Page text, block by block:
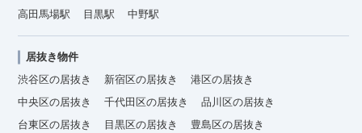
高田馬場駅
目黒駅 中野駅
居抜き物件
渋谷区の居抜き
新宿区の居抜き
港区の居抜き
中央区の居抜き
千代田区の居抜き
品川区の居抜き
台東区の居抜き
目黒区の居抜き
豊島区の居抜き